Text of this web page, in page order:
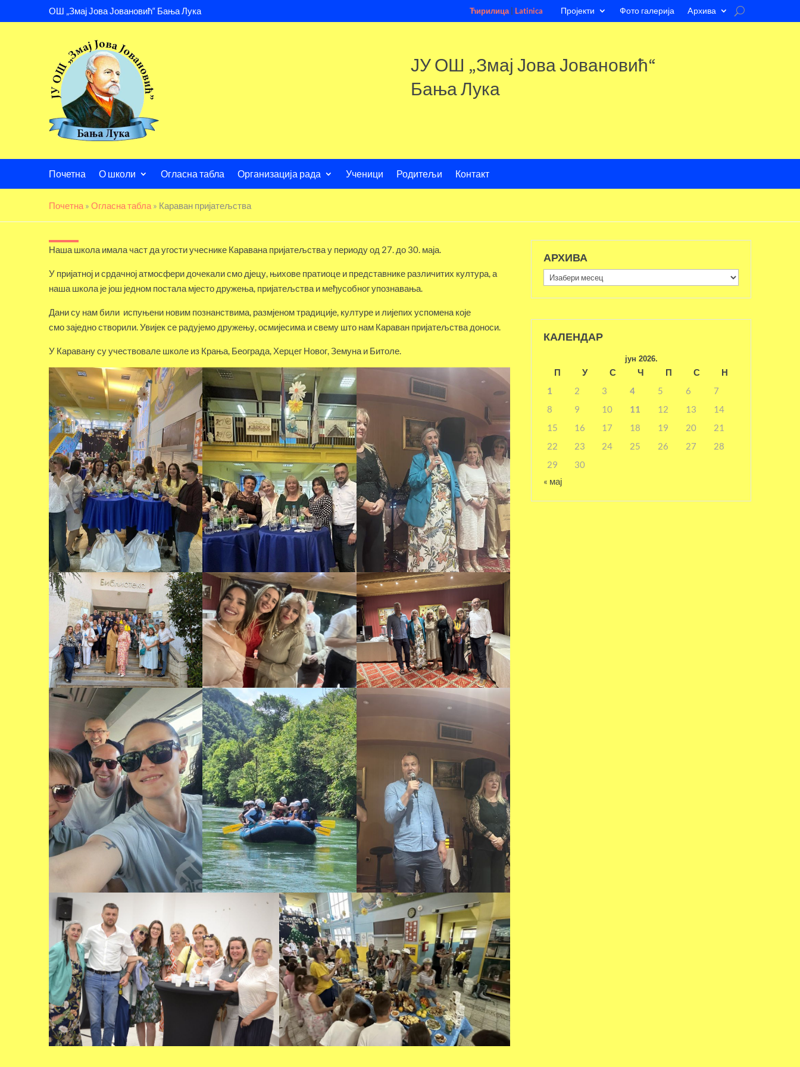
ОШ „Змај Јова Јовановић“ Бања Лука Пројекти Фото галерија Aрхива
Ћирилица| Latinica
ЈУ ОШ „Змај Јова Јовановић“
Бања Лука
Почетна О школи Огласна табла Организација рада Ученици Родитељи Контакт
Почетна » Огласна табла » Караван пријатељства
Наша школа имала част да угости учеснике Каравана пријатељства у периоду од 27. до 30. маја.
У пријатној и срдачној атмосфери дочекали смо дјецу, њихове пратиоце и представнике различитих култура, а
наша школа је још једном постала мјесто дружења, пријатељства и међусобног упознавања.
Дани су нам били испуњени новим познанствима, размјеном традиције, културе и лијепих успомена које
смо заједно створили. Увијек се радујемо дружењу, осмијесима и свему што нам Караван пријатељства доноси.
У Каравану су учествовале школе из Крања, Београда, Херцег Новог, Земуна и Битоле.
АРХИВА
Архива
КАЛЕНДАР
јун 2026.
П У С Ч П С
Н
1
2 3 4 5 6
7
8
9 10 11 12 13
14
15
16 17 18 19 20
21
22
23 24 25 26 27
28
29
30
« мај